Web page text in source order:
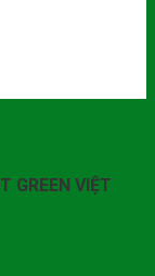
GREEN VIỆT